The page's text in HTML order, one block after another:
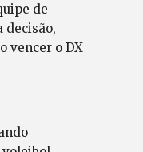
de
decisão,
vencer o DX